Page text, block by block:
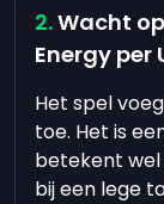
Wacht
Energy per
Het spel
toe. Het is
betekent
bij een lege